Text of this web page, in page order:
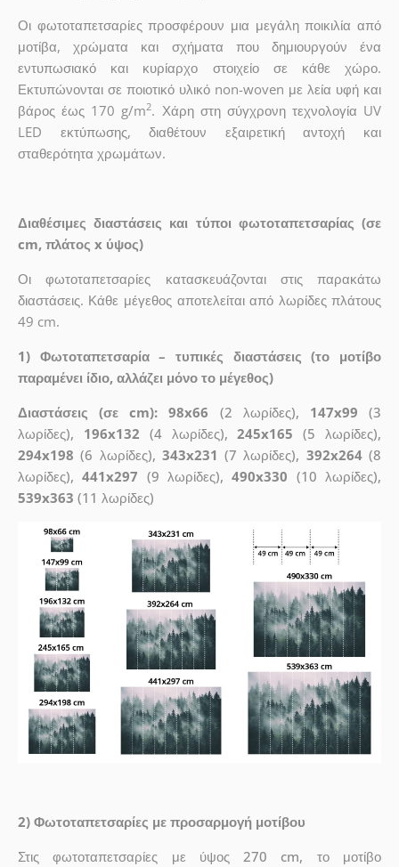
Οι φωτοταπετσαρίες προσφέρουν μια μεγάλη ποικιλία από
μοτίβα, χρώματα και σχήματα που δημιουργούν ένα
εντυπωσιακό και κυρίαρχο στοιχείο σε κάθε χώρο.
Εκτυπώνονται σε ποιοτικό υλικό non-woven με λεία υφή και
βάρος έως 170 g/m2. Χάρη στη σύγχρονη τεχνολογία UV
LED εκτύπωσης, διαθέτουν εξαιρετική αντοχή και
σταθερότητα χρωμάτων.
Διαθέσιμες διαστάσεις και τύποι φωτοταπετσαρίας (σε
cm, πλάτος x ύψος)
Οι φωτοταπετσαρίες κατασκευάζονται στις παρακάτω
διαστάσεις. Κάθε μέγεθος αποτελείται από λωρίδες πλάτους
49 cm.
1) Φωτοταπετσαρία – τυπικές διαστάσεις (το μοτίβο
παραμένει ίδιο, αλλάζει μόνο το μέγεθος)
Διαστάσεις (σε cm): 98x66 (2 λωρίδες), 147x99 (3
λωρίδες), 196x132 (4 λωρίδες),245x165 (5 λωρίδες),
294x198 (6 λωρίδες), 343x231 (7 λωρίδες), 392x264(8
λωρίδες),441x297 (9 λωρίδες),490x330 (10 λωρίδες),
539x363 (11 λωρίδες)
2) Φωτοταπετσαρίες με προσαρμογή μοτίβου
Στις φωτοταπετσαρίες με ύψος 270 cm, το μοτίβο